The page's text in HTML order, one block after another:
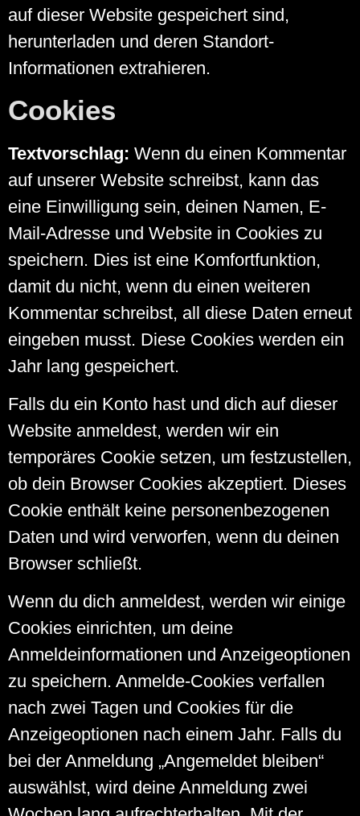
auf dieser Website gespeichert sind,
herunterladen und deren Standort-
Informationen extrahieren.
Cookies
Textvorschlag: Wenn du einen Kommentar
auf unserer Website schreibst, kann das
eine Einwilligung sein, deinen Namen, E-
Mail-Adresse und Website in Cookies zu
speichern. Dies ist eine Komfortfunktion,
damit du nicht, wenn du einen weiteren
Kommentar schreibst, all diese Daten erneut
eingeben musst. Diese Cookies werden ein
Jahr lang gespeichert.
Falls du ein Konto hast und dich auf dieser
Website anmeldest, werden wir ein
temporäres Cookie setzen, um festzustellen,
ob dein Browser Cookies akzeptiert. Dieses
Cookie enthält keine personenbezogenen
Daten und wird verworfen, wenn du deinen
Browser schließt.
Wenn du dich anmeldest, werden wir einige
Cookies einrichten, um deine
Anmeldeinformationen und Anzeigeoptionen
zu speichern. Anmelde-Cookies verfallen
nach zwei Tagen und Cookies für die
Anzeigeoptionen nach einem Jahr. Falls du
bei der Anmeldung „Angemeldet bleiben“
auswählst, wird deine Anmeldung zwei